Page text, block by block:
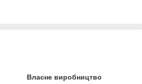
Власне виробництво